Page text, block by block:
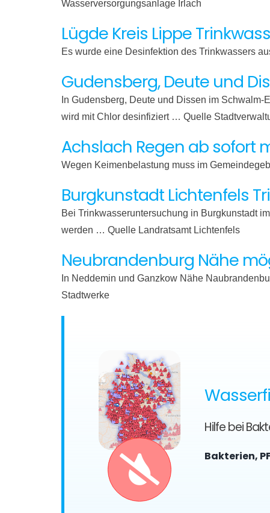
Wasserversorgungsanlage Irlach
Lügde Kreis Lippe
Es wurde eine Desinfektion des Trinkwassers
Gudensberg, Deute und
In Gudensberg, Deute und Dissen im
wird mit Chlor desinfiziert … Quelle
Achslach Regen ab sofort
Wegen Keimenbelastung muss im
Burgkunstadt Lichtenfels
Bei Trinkwasseruntersuchung in Burgkunstadt
werden … Quelle Landratsamt Lichtenfels
Neubrandenburg Nähe
In Neddemin und Ganzkow Nähe
Stadtwerke
Hilfe bei
Bakterien,